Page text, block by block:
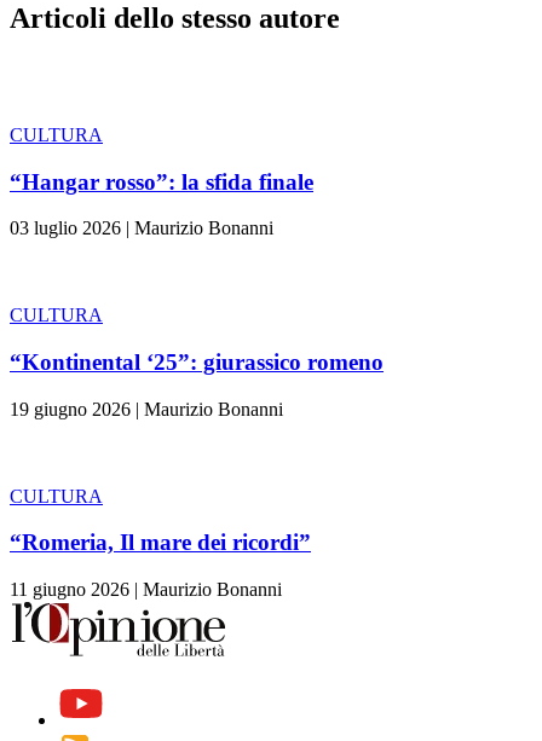
Articoli dello stesso autore
CULTURA
“Hangar rosso”: la sfida finale
03 luglio 2026 | Maurizio Bonanni
CULTURA
“Kontinental ‘25”: giurassico romeno
19 giugno 2026 | Maurizio Bonanni
CULTURA
“Romeria, Il mare dei ricordi”
11 giugno 2026 | Maurizio Bonanni